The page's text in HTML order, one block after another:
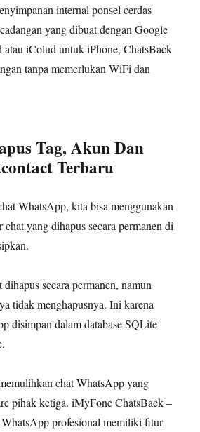
internal ponsel cerdas
yang dibuat dengan Google
iColud untuk iPhone, ChatsBack
tanpa memerlukan WiFi dan
Tag, Akun Dan
Terbaru
WhatsApp, kita bisa menggunakan
chat yang dihapus secara permanen di
secara permanen, namun
tidak menghapusnya. Ini karena
disimpan dalam database SQLite
chat WhatsApp yang
pihak ketiga. iMyFone ChatsBack –
profesional memiliki fitur